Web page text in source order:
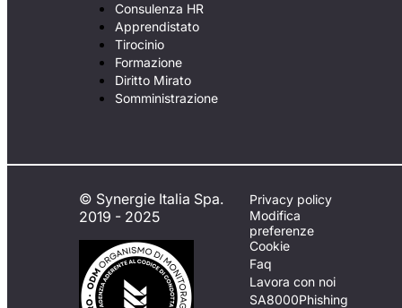
Consulenza HR
Apprendistato
Tirocinio
Formazione
Diritto Mirato
Somministrazione
© Synergie Italia Spa.
2019 - 2025
Privacy policy
Modifica
preferenze
Cookie
Faq
Lavora con noi
SA8000Phishing